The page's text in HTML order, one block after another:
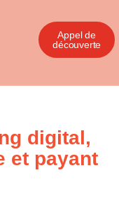
Appel de
découverte
digital,
et payant